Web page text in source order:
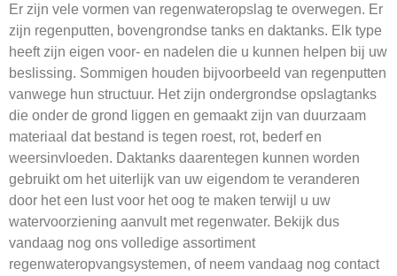
Er zijn vele vormen van regenwateropslag te overwegen. Er
zijn regenputten, bovengrondse tanks en daktanks. Elk type
heeft zijn eigen voor- en nadelen die u kunnen helpen bij uw
beslissing. Sommigen houden bijvoorbeeld van regenputten
vanwege hun structuur. Het zijn ondergrondse opslagtanks
die onder de grond liggen en gemaakt zijn van duurzaam
materiaal dat bestand is tegen roest, rot, bederf en
weersinvloeden. Daktanks daarentegen kunnen worden
gebruikt om het uiterlijk van uw eigendom te veranderen
door het een lust voor het oog te maken terwijl u uw
watervoorziening aanvult met regenwater. Bekijk dus
vandaag nog ons volledige assortiment
regenwateropvangsystemen, of neem vandaag nog contact